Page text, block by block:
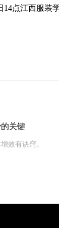
14点江西服装
关键
效有诀窍。